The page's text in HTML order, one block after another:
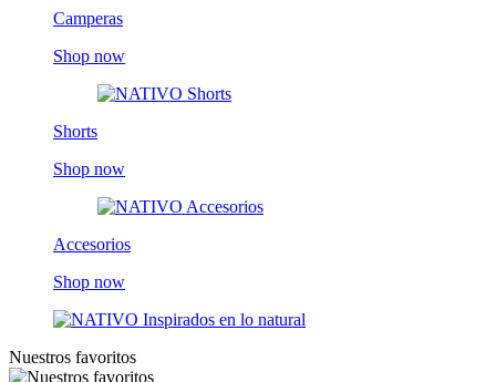
Camperas
Shop now
Shorts
Shop now
Accesorios
Shop now
Nuestros favoritos